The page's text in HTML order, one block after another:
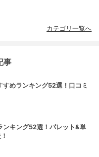
カテゴリ一覧へ
事
めランキング52選！口コミ
ンキング52選！パレット&単